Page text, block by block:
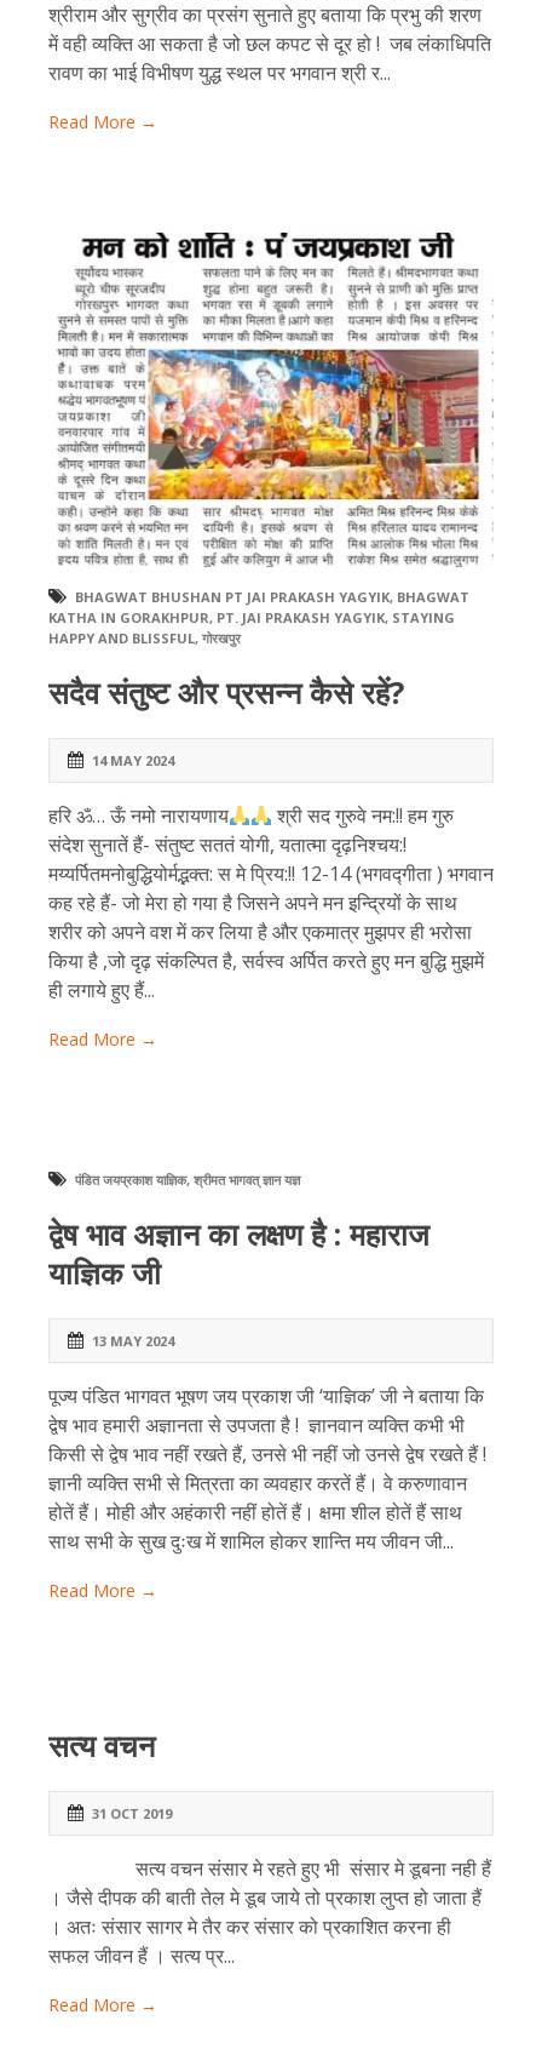
श्रीराम और सुग्रीव का प्रसंग सुनाते हुए बताया कि प्रभु की शरण
में वही व्यक्ति आ सकता है जो छल कपट से दूर हो ! जब लंकाधिपति
रावण का भाई विभीषण युद्ध स्थल पर भगवान श्री र...
Read More →
BHAGWAT BHUSHAN PT JAI PRAKASH YAGYIK, BHAGWAT
KATHA IN GORAKHPUR, PT. JAI PRAKASH YAGYIK, STAYING
HAPPY AND BLISSFUL, गोरखपुर
सदैव संतुष्ट और प्रसन्न कैसे रहें?
14 MAY 2024
हरि ॐ… ऊँ नमो नारायणाय
श्री सद गुरुवे नम:!! हम गुरु
संदेश सुनातें हैं- संतुष्ट सततं योगी, यतात्मा दृढ़निश्चय:!
मय्यर्पितमनोबुद्धियोर्मद्भक्त: स मे प्रिय:!! 12-14 (भगवद्गीता ) भगवान
कह रहे हैं- जो मेरा हो गया है जिसने अपने मन इन्द्रियों के साथ
शरीर को अपने वश में कर लिया है और एकमात्र मुझपर ही भरोसा
किया है ,जो दृढ़ संकल्पित है, सर्वस्व अर्पित करते हुए मन बुद्धि मुझमें
ही लगाये हुए हैं...
Read More →
पंडित जयप्रकाश याज्ञिक, श्रीमत भागवत् ज्ञान यज्ञ
द्वेष भाव अज्ञान का लक्षण है : महाराज
याज्ञिक जी
13 MAY 2024
पूज्य पंडित भागवत भूषण जय प्रकाश जी ‘याज्ञिक’ जी ने बताया कि
द्वेष भाव हमारी अज्ञानता से उपजता है ! ज्ञानवान व्यक्ति कभी भी
किसी से द्वेष भाव नहीं रखते हैं, उनसे भी नहीं जो उनसे द्वेष रखते हैं !
ज्ञानी व्यक्ति सभी से मित्रता का व्यवहार करतें हैं। वे करुणावान
होतें हैं। मोही और अहंकारी नहीं होतें हैं। क्षमा शील होतें हैं साथ
साथ सभी के सुख दुःख में शामिल होकर शान्ति मय जीवन जी...
Read More →
सत्य वचन
31 OCT 2019
सत्य वचन संसार मे रहते हुए भी संसार मे डूबना नही हैं
। जैसे दीपक की बाती तेल मे डूब जाये तो प्रकाश लुप्त हो जाता हैं
। अतः संसार सागर मे तैर कर संसार को प्रकाशित करना ही
सफल जीवन हैं । सत्य प्र...
Read More →